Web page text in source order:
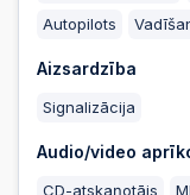
Autopilots
Aizsardzība
Signalizācija
Audio/video
CD-atskaņotājs